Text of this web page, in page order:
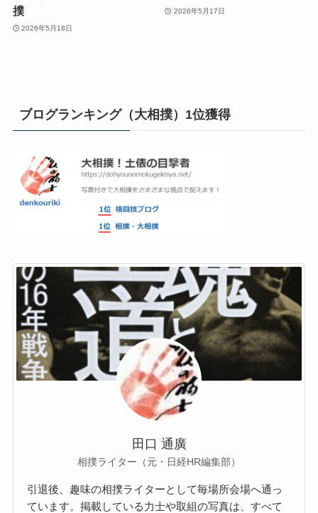
撲
2026年5月18日
2026年5月17日
ブログランキング（大相撲）1位獲得
田口 通廣
相撲ライター（元・日経HR編集部）
引退後、趣味の相撲ライターとして毎場所会場へ通っ
ています。掲載している力士や取組の写真は、すべて